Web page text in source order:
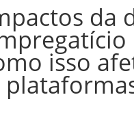
da
isso